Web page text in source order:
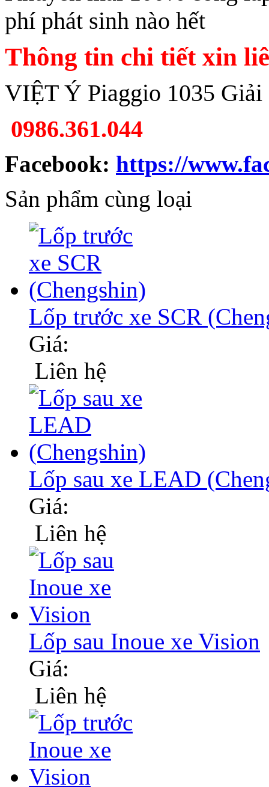
phí phát sinh nào hết
Thông tin chi tiết xin
VIỆT Ý Piaggio 1035
0986.361.044
Facebook: https://
Sản phẩm cùng loại
Lốp trước xe SCR
Giá:
Liên hệ
Lốp sau xe LEAD
Giá:
Liên hệ
Lốp sau Inoue xe Vision
Giá:
Liên hệ